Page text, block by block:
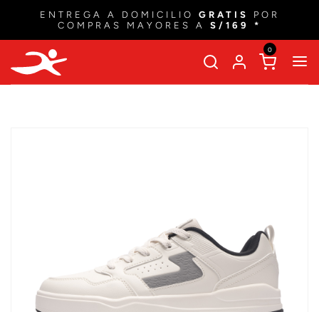
ENTREGA A DOMICILIO GRATIS
POR
COMPRAS MAYORES A S/169 *
0